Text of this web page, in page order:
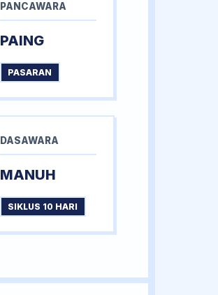
PANCAWARA
PAING
PASARAN
DASAWARA
MANUH
SIKLUS 10 HARI